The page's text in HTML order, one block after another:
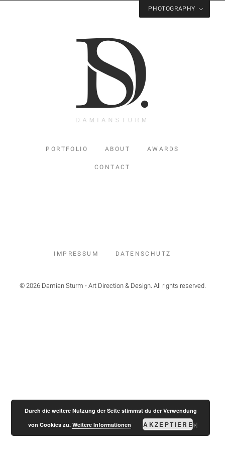
PHOTOGRAPHY
PORTFOLIO ABOUT AWARDS
CONTACT
IMPRESSUM DATENSCHUTZ
© 2026 Damian Sturm - Art Direction & Design. All rights reserved.
Durch die weitere Nutzung der Seite stimmst du der Verwendung
von Cookies zu.Weitere Informationen AKZEPTIEREN